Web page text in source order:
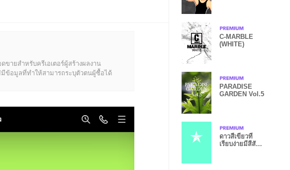
ขายสำหรับครีเอเตอร์ผู้สร้างผลงาน
ข้อมูลที่ทำให้สามารถระบุตัวตนผู้ซื้อได้
C-MARBLE
(WHITE)
PARADISE
GARDEN Vol.5
ดาวสีเขียวที่
เรียบง่ายมีสีสัน